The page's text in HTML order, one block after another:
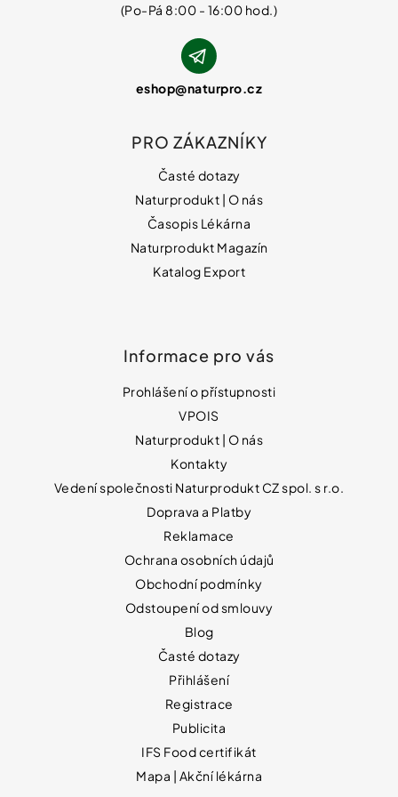
eshop@naturpro.cz
PRO ZÁKAZNÍKY
Časté dotazy
Naturprodukt | O nás
Časopis Lékárna
Naturprodukt Magazín
Katalog Export
Informace pro vás
Prohlášení o přístupnosti
VPOIS
Naturprodukt | O nás
Kontakty
Vedení společnosti Naturprodukt CZ spol. s r.o.
Doprava a Platby
Reklamace
Ochrana osobních údajů
Obchodní podmínky
Odstoupení od smlouvy
Blog
Časté dotazy
Přihlášení
Registrace
Publicita
IFS Food certifikát
Mapa | Akční lékárna